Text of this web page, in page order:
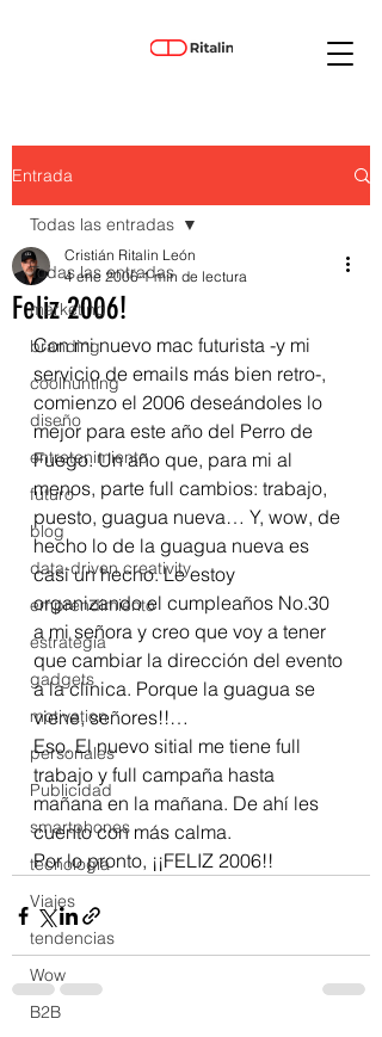
Entrada
Todas las entradas
marketing
branding
coolhunting
diseño
entretenimiento
futuro
blog
data-driven creativity
emprendimiento
estrategia
gadgets
motivation
personales
Publicidad
smartphones
tecnología
Viajes
tendencias
Wow
B2B
Todas las entradas
Feliz 2006!
Cristián Ritalin León
4 ene 2006 1 min de lectura
Con mi nuevo mac futurista -y mi
servicio de emails más bien retro-,
comienzo el 2006 deseándoles lo
mejor para este año del Perro de
Fuego. Un año que, para mi al
menos, parte full cambios: trabajo,
puesto, guagua nueva… Y, wow, de
hecho lo de la guagua nueva es
casi un hecho. Le estoy
organizando el cumpleaños No.30
a mi señora y creo que voy a tener
que cambiar la dirección del evento
a la clínica. Porque la guagua se
viene, señores!!…
Eso. El nuevo sitial me tiene full
trabajo y full campaña hasta
mañana en la mañana. De ahí les
cuento con más calma.
Por lo pronto, ¡¡FELIZ 2006!!